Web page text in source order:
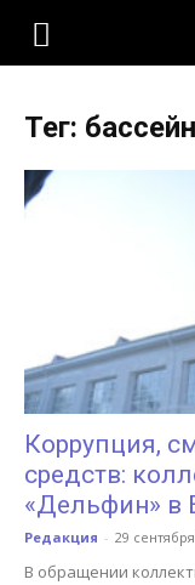
KLOOP.KG
Кыргызстана
Тег:
Коррупция,
средств:
«Дельфин» в
Редакция - 29
В обращении